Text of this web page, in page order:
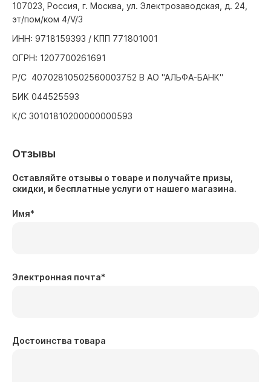
107023, Россия, г. Москва, ул. Электрозаводская, д. 24,
эт/пом/ком 4/V/3
ИНН: 9718159393 / КПП 771801001
ОГРН: 1207700261691
Р/С 40702810502560003752 В АО "АЛЬФА-БАНК"
БИК 044525593
К/С 30101810200000000593
Отзывы
Оставляйте отзывы о товаре и получайте призы,
скидки, и бесплатные услуги от нашего магазина.
Имя*
Электронная почта*
Достоинства товара